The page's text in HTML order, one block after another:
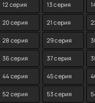
12 серия 13 серия
20 серия 21 серия
28 серия 29 серия
36 серия 37 серия
44 серия 45 серия
52 серия 53 серия